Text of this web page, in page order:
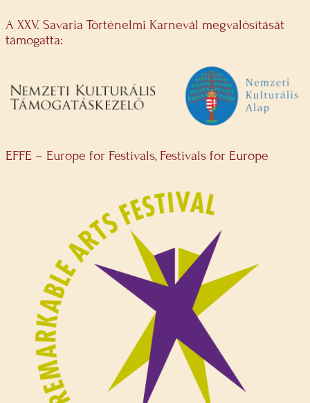
A XXV. Savaria Történelmi Karnevál megvalósítását
támogatta:
EFFE – Europe for Festivals, Festivals for Europe